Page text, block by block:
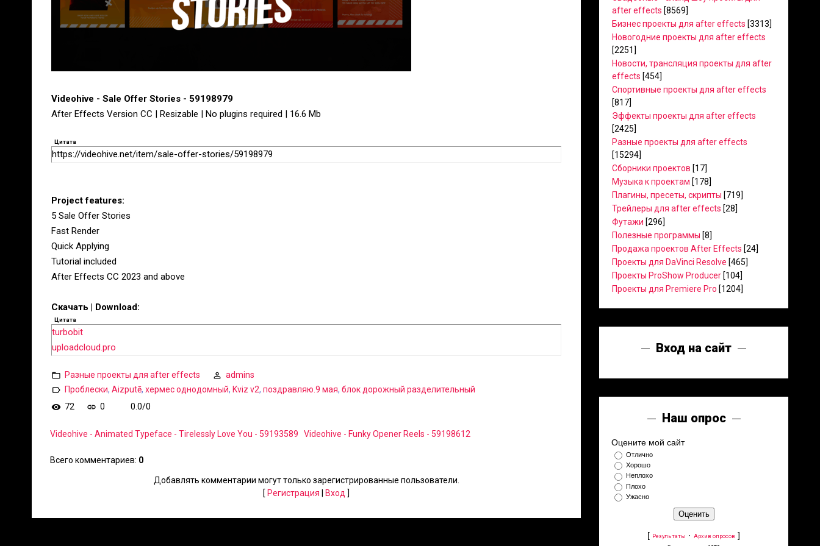
Videohive - Sale Offer Stories - 59198979
After Effects Version CC | Resizable | No plugins required | 16.6 Mb
Цитата
https://videohive.net/item/sale-offer-stories/59198979
Project features:
5 Sale Offer Stories
Fast Render
Quick Applying
Tutorial included
After Effects CC 2023 and above
Скачать | Download:
Цитата
turbobit
uploadcloud.pro
Разные проекты для after effects
admins
Проблески, Aizputē, хермес однодомный, Kviz v2, поздравляю.9 мая, блок дорожный разделительный
72
0 0.0/0
Videohive - Animated Typeface - Tirelessly Love You - 59193589 Videohive - Funky Opener Reels - 59198612
Всего комментариев: 0
Добавлять комментарии могут только зарегистрированные пользователи.
[ Регистрация Вход ]
after effects [8569]
Бизнес проекты для after effects [3313]
Новогодние проекты для after effects
[2251]
Новости, трансляция проекты для after
effects [454]
Спортивные проекты для after effects
[817]
Эффекты проекты для after effects
[2425]
Разные проекты для after effects
[15294]
Сборники проектов [17]
Музыка к проектам [178]
Плагины, пресеты, скрипты [719]
Трейлеры для after effects [28]
Футажи [296]
Полезные программы [8]
Продажа проектов After Effects [24]
Проекты для DaVinci Resolve [465]
Проекты ProShow Producer [104]
Проекты для Premiere Pro [1204]
Вход на сайт
Наш опрос
Оцените мой сайт
Отлично
Хорошо
Неплохо
Плохо
Ужасно
[ Результаты · Архив опросов ]